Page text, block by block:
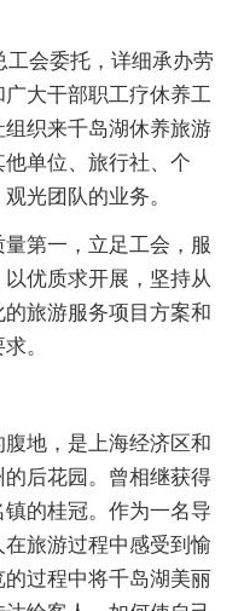
会委托，详细承办劳
大干部职工疗休养工
织来千岛湖休养旅游
单位、旅行社、个
光团队的业务。
第一，立足工会，服
优质求开展，坚持从
旅游服务项目方案和
。
地，是上海经济区和
后花园。曾相继获得
的桂冠。作为一名导
旅游过程中感受到愉
过程中将千岛湖美丽